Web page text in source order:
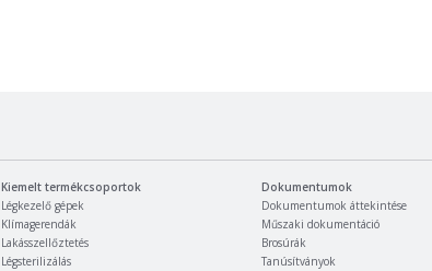
Kiemelt termékcsoportok
Légkezelő gépek
Klímagerendák
Lakásszellőztetés
Légsterilizálás
Dokumentumok
Dokumentumok áttekintése
Műszaki dokumentáció
Brosúrák
Tanúsítványok